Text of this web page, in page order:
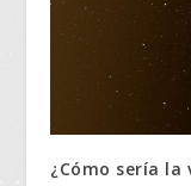
¿Cómo sería la